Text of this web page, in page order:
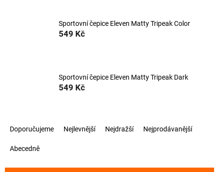
Sportovní čepice Eleven Matty Tripeak Color
549 Kč
Sportovní čepice Eleven Matty Tripeak Dark
549 Kč
Doporučujeme Nejlevnější Nejdražší Nejprodávanější
Abecedně